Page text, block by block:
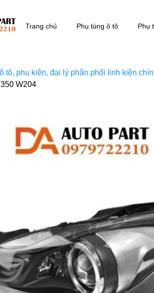
Trang chủ Phụ tùng ô tô Phụ
tô, phụ kiện, đại lý phân phối linh kiện
W204